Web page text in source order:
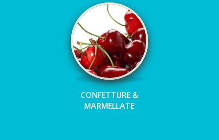
CONFETTURE &
MARMELLATE